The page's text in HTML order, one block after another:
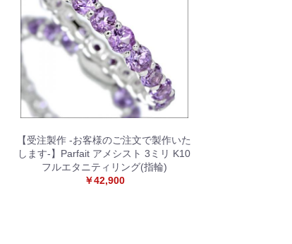
【受注製作 -お客様のご注文で製作いた
します-】Parfait アメシスト 3ミリ K10
フルエタニティリング(指輪)
￥42,900